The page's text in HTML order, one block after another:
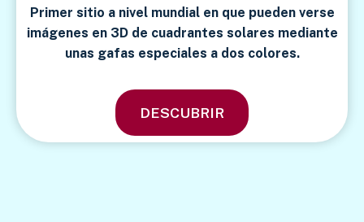
Primer sitio a nivel mundial en que pueden verse
imágenes en 3D de cuadrantes solares mediante
unas gafas especiales a dos colores.
DESCUBRIR